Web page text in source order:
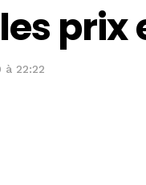
à 22:22